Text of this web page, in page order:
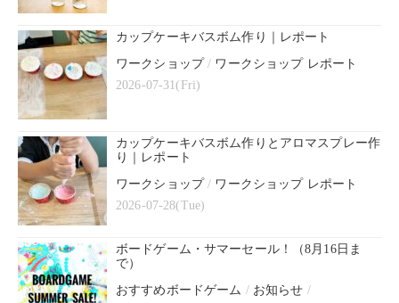
カップケーキバスボム作り｜レポート
ワークショップ/ ワークショップ レポート
2026-07-31(Fri)
カップケーキバスボム作りとアロマスプレー作
り｜レポート
ワークショップ/ ワークショップ レポート
2026-07-28(Tue)
ボードゲーム・サマーセール！（8月16日ま
で）
おすすめボードゲーム / お知らせ /